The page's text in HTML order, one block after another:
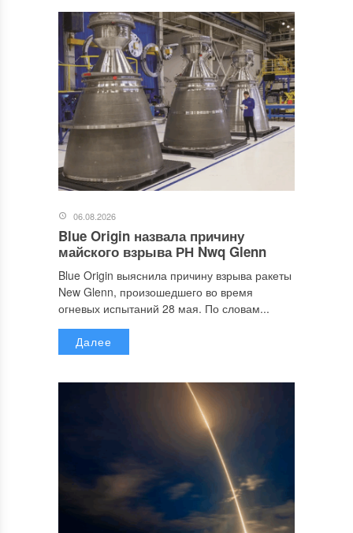
06.08.2026
Blue Origin назвала причину
майского взрыва РН Nwq Glenn
Blue Origin выяснила причину взрыва ракеты
New Glenn, произошедшего во время
огневых испытаний 28 мая. По словам...
Далее